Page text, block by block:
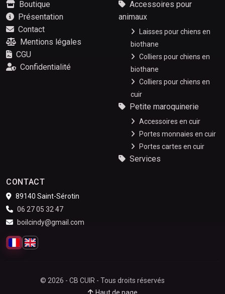
Boutique
Présentation
Contact
Mentions légales
CGU
Confidentialité
Accessoires pour
animaux
Laisses pour chiens en
biothane
Colliers pour chiens en
biothane
Colliers pour chiens en
cuir
Petite maroquinerie
Accessoires en cuir
Portes monnaies en cuir
Portes cartes en cuir
Services
CONTACT
89140 Saint-Sérotin
06 27 05 32 47
boilcindy@gmail.com
FrançaisEnglish
© 2026 - CB CUIR - Tous droits réservés
Haut de page